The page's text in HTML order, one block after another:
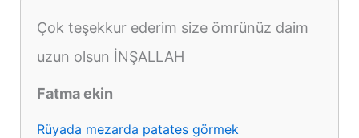
Çok teşekkur ederim size ömrünüz daim
uzun olsun İNŞALLAH
Fatma ekin
Rüyada mezarda patates görmek